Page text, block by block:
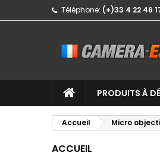
Téléphone: (+)33 4 22 46
PRODUITS À
Accueil Micro
ACCUEIL